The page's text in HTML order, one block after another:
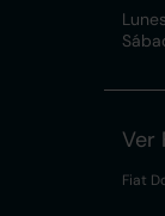
Ver
Fiat